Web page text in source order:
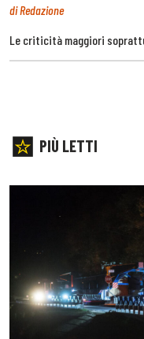
di Redazione
Le criticità maggiori
PIÙ LETTI